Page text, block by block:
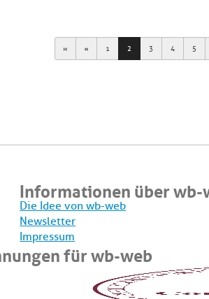
First Previous
1 2 3 4 5
Informationen über wb-
Die Idee von wb-web
Newsletter
Impressum
für wb-web